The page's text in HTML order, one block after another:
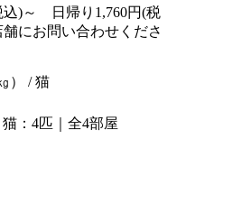
込)～ 日帰り1,760円(税
にお問い合わせくださ
） / 猫
：4匹｜全4部屋